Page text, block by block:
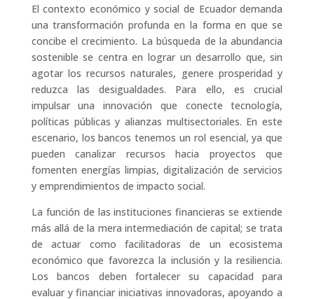
El contexto económico y social de Ecuador demanda
una transformación profunda en la forma en que se
concibe el crecimiento. La búsqueda de la abundancia
sostenible se centra en lograr un desarrollo que, sin
agotar los recursos naturales, genere prosperidad y
reduzca las desigualdades. Para ello, es crucial
impulsar una innovación que conecte tecnología,
políticas públicas y alianzas multisectoriales. En este
escenario, los bancos tenemos un rol esencial, ya que
pueden canalizar recursos hacia proyectos que
fomenten energías limpias, digitalización de servicios
y emprendimientos de impacto social.
La función de las instituciones financieras se extiende
más allá de la mera intermediación de capital; se trata
de actuar como facilitadoras de un ecosistema
económico que favorezca la inclusión y la resiliencia.
Los bancos deben fortalecer su capacidad para
evaluar y financiar iniciativas innovadoras, apoyando a